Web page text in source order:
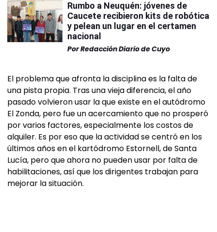
Rumbo a Neuquén: jóvenes de
Caucete recibieron kits de robótica
y pelean un lugar en el certamen
nacional
PorRedacción Diario de Cuyo
El problema que afronta la disciplina es la falta de
una pista propia. Tras una vieja diferencia, el año
pasado volvieron usar la que existe en el autódromo
El Zonda, pero fue un acercamiento que no prosperó
por varios factores, especialmente los costos de
alquiler. Es por eso que la actividad se centró en los
últimos años en el kartódromo Estornell, de Santa
Lucía, pero que ahora no pueden usar por falta de
habilitaciones, así que los dirigentes trabajan para
mejorar la situación.